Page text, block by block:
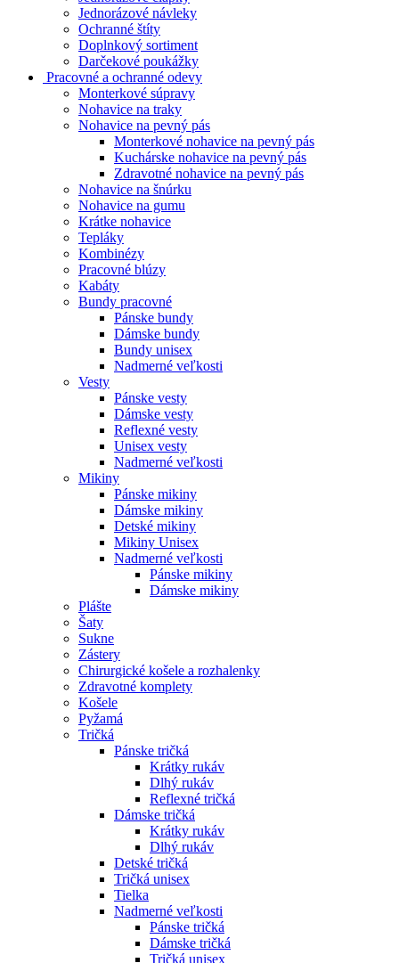
Jednorázové návleky
Ochranné štíty
Doplnkový sortiment
Darčekové poukážky
Pracovné a ochranné odevy
Monterkové súpravy
Nohavice na traky
Nohavice na pevný pás
Monterkové nohavice na pevný pás
Kuchárske nohavice na pevný pás
Zdravotné nohavice na pevný pás
Nohavice na šnúrku
Nohavice na gumu
Krátke nohavice
Tepláky
Kombinézy
Pracovné blúzy
Kabáty
Bundy pracovné
Pánske bundy
Dámske bundy
Bundy unisex
Nadmerné veľkosti
Vesty
Pánske vesty
Dámske vesty
Reflexné vesty
Unisex vesty
Nadmerné veľkosti
Mikiny
Pánske mikiny
Dámske mikiny
Detské mikiny
Mikiny Unisex
Nadmerné veľkosti
Pánske mikiny
Dámske mikiny
Plášte
Šaty
Sukne
Zástery
Chirurgické košele a rozhalenky
Zdravotné komplety
Košele
Pyžamá
Tričká
Pánske tričká
Krátky rukáv
Dlhý rukáv
Reflexné tričká
Dámske tričká
Krátky rukáv
Dlhý rukáv
Detské tričká
Tričká unisex
Tielka
Nadmerné veľkosti
Pánske tričká
Dámske tričká
Tričká unisex